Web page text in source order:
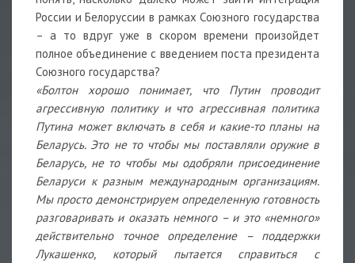
России и Белоруссии в рамках Союзного государства
– а то вдруг уже в скором времени произойдет
полное объединение с введением поста президента
Союзного государства?
«Болтон хорошо понимает, что Путин проводит
агрессивную политику и что агрессивная политика
Путина может включать в себя и какие-то планы на
Беларусь. Это не то чтобы мы поставляли оружие в
Беларусь, не то чтобы мы одобряли присоединение
Беларуси к разным международным организациям.
Мы просто демонстрируем определенную готовность
разговаривать и оказать немного – и это «немного»
действительно точное определение – поддержки
Лукашенко, который пытается справиться с